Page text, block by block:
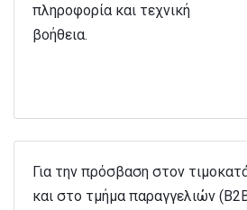
πληροφορία και τεχνική
βοήθεια.
Για την πρόσβαση στον
και στο τμήμα παραγγελιών